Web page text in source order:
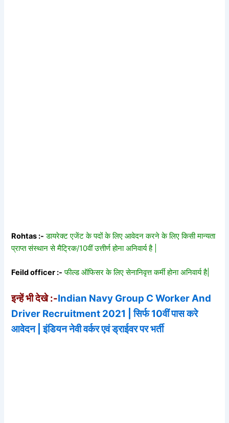
Rohtas :- डायरेक्ट एजेंट के पदों के लिए आवेदन करने के लिए किसी मान्यता
प्राप्त संस्थान से मैट्रिक/10वीं उत्तीर्ण होना अनिवार्य है |
Feild officer :- फील्ड ऑफिसर के लिए सेनानिवृत्त कर्मी होना अनिवार्य है|
इन्हें भी देखे :-Indian Navy Group C Worker And
Driver Recruitment 2021 | सिर्फ 10वीं पास करे
आवेदन | इंडियन नेवी वर्कर एवं ड्राईवर पर भर्ती